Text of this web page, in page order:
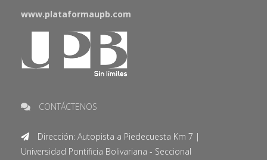
www.plataformaupb.com
CONTÁCTENOS
Dirección: Autopista a Piedecuesta Km 7 |
Universidad Pontificia Bolivariana - Seccional